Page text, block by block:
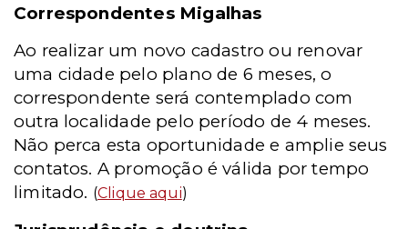
Correspondentes Migalhas
Ao realizar um novo cadastro ou renovar
uma cidade pelo plano de 6 meses, o
correspondente será contemplado com
outra localidade pelo período de 4 meses.
Não perca esta oportunidade e amplie seus
contatos. A promoção é válida por tempo
limitado. (Clique aqui)